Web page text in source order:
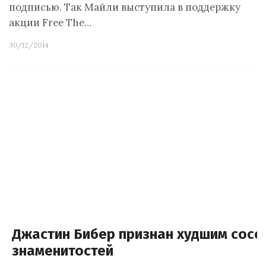
подписью. Так Майли выступила в поддержку
акции Free The…
30/12/2014
Джастин Бибер признан худшим
знаменитостей